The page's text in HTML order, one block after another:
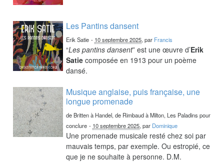
Les Pantins dansent
Erik Satie - 10 septembre 2025, par Francis
“Les pantins dansent” est une œuvre d’Erik
Satie composée en 1913 pour un poème
dansé.
Musique anglaise, puis française, une
longue promenade
de Britten à Handel, de Rimbaud à Milton, Les Paladins pour
conclure - 10 septembre 2025, par Dominique
Une promenade musicale resté chez soi par
mauvais temps, par exemple. Ou estropié, ce
que je ne souhaite à personne. D.M.